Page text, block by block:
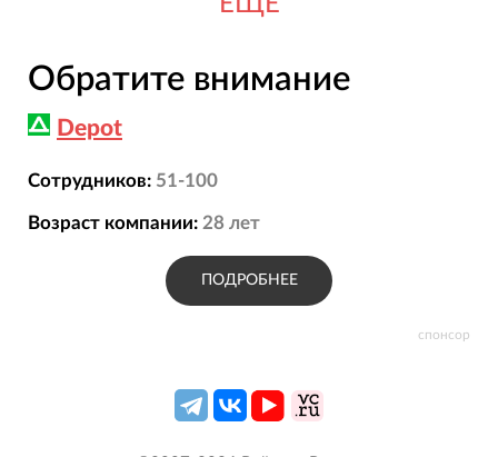
спонсор
Обратите внимание
Depot
Сотрудников: 51-100
Возраст компании: 28 лет
ПОДРОБНЕЕ